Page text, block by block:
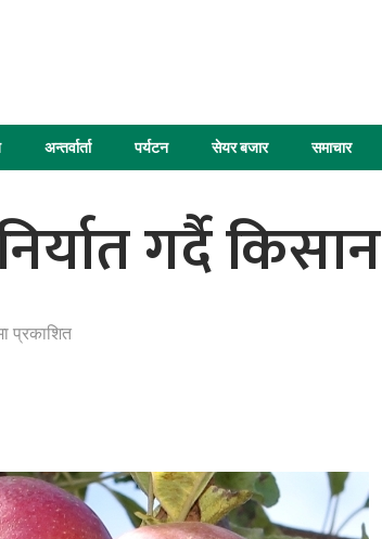
अन्तर्वार्ता पर्यटन सेयर बजार समाचार
गर्दै किसान
प्रकाशित